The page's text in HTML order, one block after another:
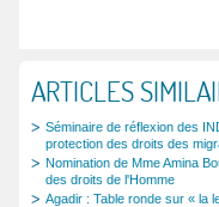
ARTICLES
Séminaire de réflexion des
protection des droits des
Nomination de Mme Amina
des droits de l'Homme
Agadir : Table ronde sur « la